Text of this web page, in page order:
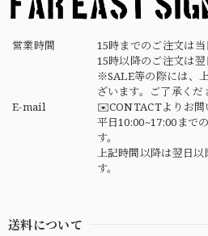
営業時間
15時までのご注文は当
15時以降のご注文は翌
※SALE等の際には、
ざいます。ご了承くだ
E-mail
✉️CONTACTよりお問
平日10:00~17:00まで
す。
上記時間以降は翌日
す。
送料について